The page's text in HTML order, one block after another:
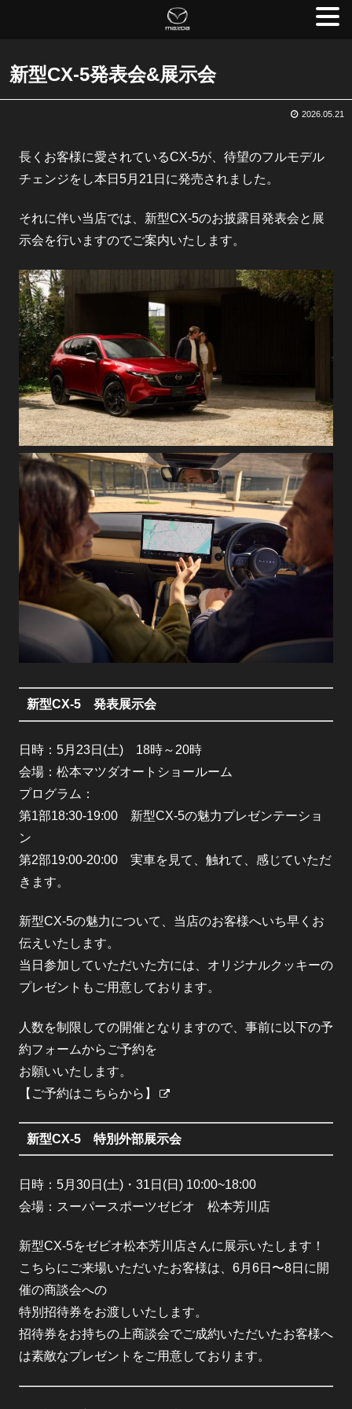
新型CX-5発表会&展示会
2026.05.21
長くお客様に愛されているCX-5が、待望のフルモデル
チェンジをし本日5月21日に発売されました。
それに伴い当店では、新型CX-5のお披露目発表会と展
示会を行いますのでご案内いたします。
新型CX-5 発表展示会
日時：5月23日(土) 18時～20時
会場：松本マツダオートショールーム
プログラム：
第1部18:30-19:00 新型CX-5の魅力プレゼンテーショ
ン
第2部19:00-20:00 実車を見て、触れて、感じていただ
きます。
新型CX-5の魅力について、当店のお客様へいち早くお
伝えいたします。
当日参加していただいた方には、オリジナルクッキーの
プレゼントもご用意しております。
人数を制限しての開催となりますので、事前に以下の予
約フォームからご予約を
お願いいたします。
【ご予約はこちらから】
新型CX-5 特別外部展示会
日時：5月30日(土)・31日(日) 10:00~18:00
会場：スーパースポーツゼビオ 松本芳川店
新型CX-5をゼビオ松本芳川店さんに展示いたします！
こちらにご来場いただいたお客様は、6月6日〜8日に開
催の商談会への
特別招待券をお渡しいたします。
招待券をお持ちの上商談会でご成約いただいたお客様へ
は素敵なプレゼントをご用意しております。